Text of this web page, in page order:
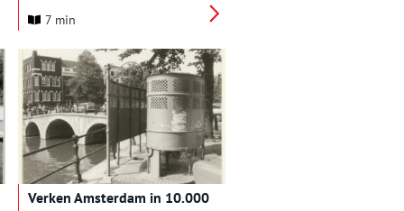
grand hotel van de stad: hotel
7 min
Verken Amsterdam in 10.000